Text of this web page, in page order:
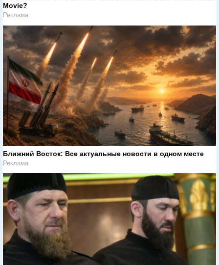
Movie?
Реклама
Ближний Восток: Все актуальные новости в одном месте
Реклама